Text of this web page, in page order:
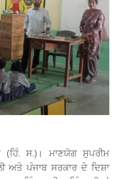
(ਹਿੰ. ਸ.)। ਮਾਣਯੋਗ ਸੁਪਰੀਮ
ਪੰਜਾਬ ਸਰਕਾਰ ਦੇ ਦਿਸ਼ਾ